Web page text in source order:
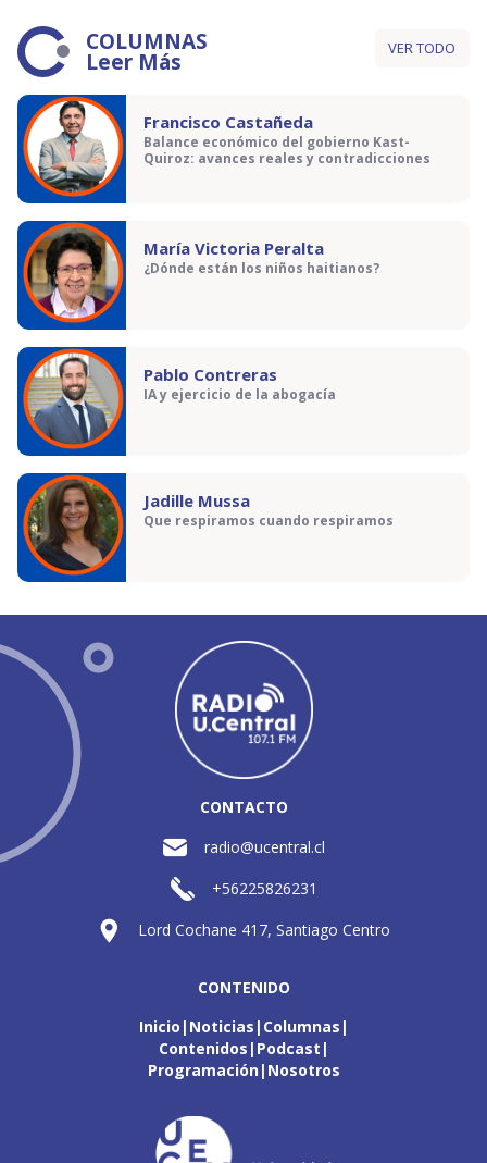
COLUMNAS
Leer Más VER TODO
Francisco Castañeda
Balance económico del gobierno Kast-
Quiroz: avances reales y contradicciones
María Victoria Peralta
¿Dónde están los niños haitianos?
Pablo Contreras
IA y ejercicio de la abogacía
Jadille Mussa
Que respiramos cuando respiramos
CONTACTO
radio@ucentral.cl
+56225826231
Lord Cochane 417, Santiago Centro
CONTENIDO
Inicio Noticias Columnas
Contenidos Podcast
Programación Nosotros